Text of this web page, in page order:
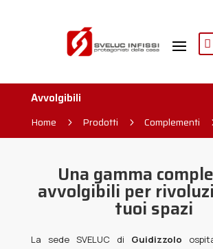
Avvolgibili
Home 5 Prodotti 5 Complementi
Una gamma
avvolgibili per
tuoi spazi
La sede SVELUC di Guidizzolo